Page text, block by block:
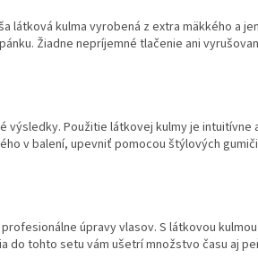
látková kulma vyrobená z extra mäkkého a
Žiadne nepríjemné tlačenie ani
Použitie látkovej kulmy je intuitívne
v balení, upevniť pomocou štýlových
úpravy vlasov. S látkovou
do tohto setu vám ušetrí množstvo času aj